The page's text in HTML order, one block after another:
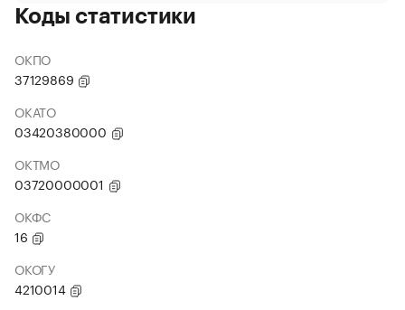
Коды статистики
ОКПО
37129869
ОКАТО
03420380000
ОКТМО
03720000001
ОКФС
16
ОКОГУ
4210014